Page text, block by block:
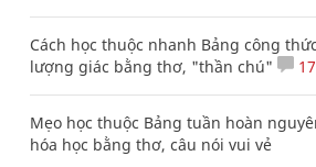
Cách học thuộc nhanh Bảng công thức
lượng giác bằng thơ, "thần chú"
17
Mẹo học thuộc Bảng tuần hoàn
hóa học bằng thơ, câu nói vui vẻ